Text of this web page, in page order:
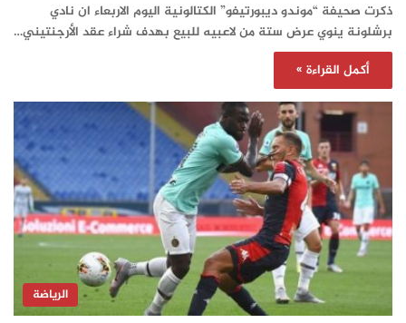
ذكرت صحيفة “موندو ديبورتيفو” الكتالونية اليوم الاربعاء ان نادي
برشلونة ينوي عرض ستة من لاعبيه للبيع بهدف شراء عقد الأرجنتيني…
أكمل القراءة »
الرياضة